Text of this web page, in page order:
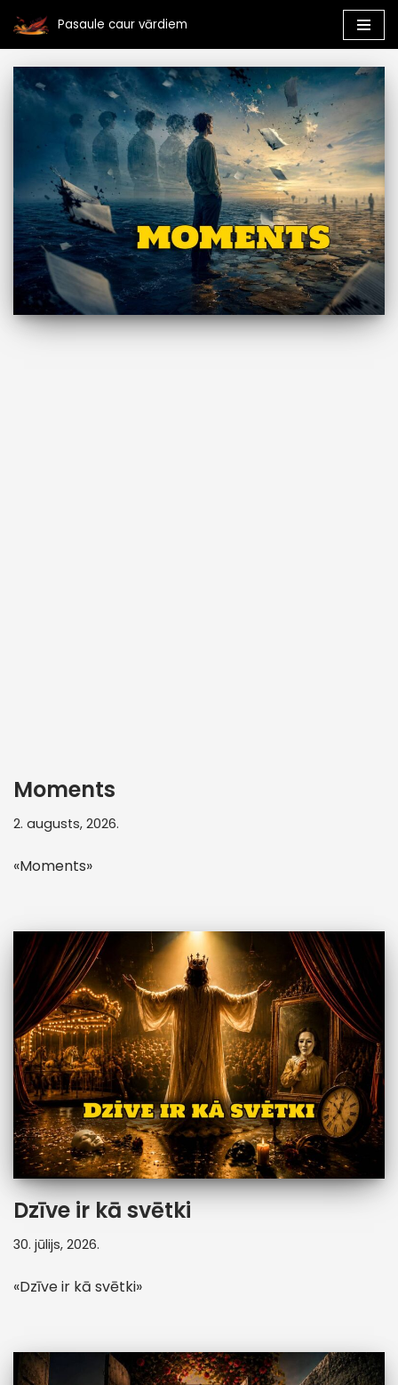
Skip
to
content
Pasaule caur vārdiem
Moments
2. augusts, 2026.
«Moments»
Dzīve ir kā svētki
30. jūlijs, 2026.
«Dzīve ir kā svētki»